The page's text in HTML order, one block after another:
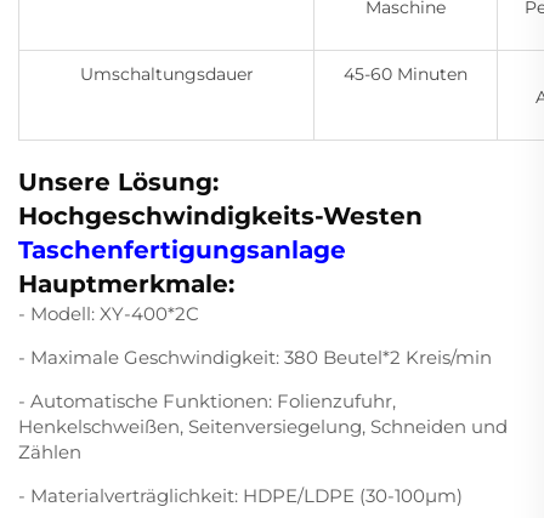
Maschine
Umschaltungsdauer
45-60 Minuten
Unsere Lösung:
Hochgeschwindigkeits-Westen
Taschenfertigungsanlage
Hauptmerkmale:
- Modell: XY-400*2C
- Maximale Geschwindigkeit: 380 Beutel*2 Kreis/min
- Automatische Funktionen: Folienzufuhr,
Henkelschweißen, Seitenversiegelung, Schneiden und
Zählen
- Materialverträglichkeit: HDPE/LDPE (30-100μm)